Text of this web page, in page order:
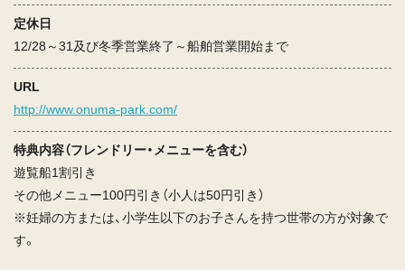
定休日
12/28～31及び冬季営業終了～船舶営業開始まで
URL
http://www.onuma-park.com/
特典内容（フレンドリー・メニューを含む）
遊覧船1割引き
その他メニュー100円引き（小人は50円引き）
※妊婦の方または、小学生以下のお子さんを持つ世帯の方が対象で
す。